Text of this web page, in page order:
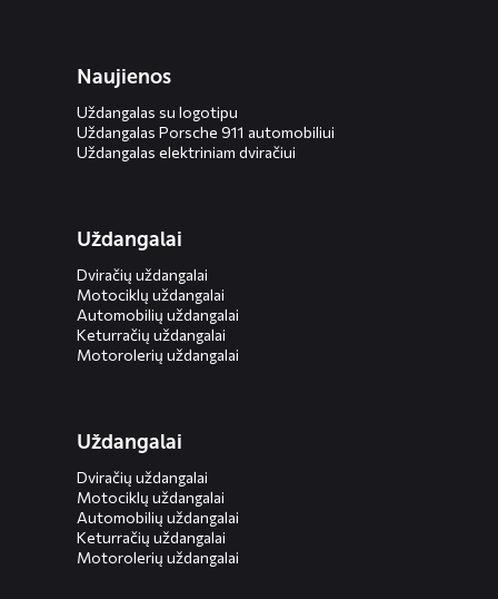
Naujienos
Uždangalas su logotipu
Uždangalas Porsche 911 automobiliui
Uždangalas elektriniam dviračiui
Uždangalai
Dviračių uždangalai
Motociklų uždangalai
Automobilių uždangalai
Keturračių uždangalai
Motorolerių uždangalai
Uždangalai
Dviračių uždangalai
Motociklų uždangalai
Automobilių uždangalai
Keturračių uždangalai
Motorolerių uždangalai